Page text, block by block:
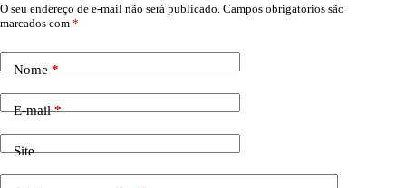
O seu endereço de e-mail não será publicado. Campos obrigatórios são
marcados com *
Nome*
E-mail*
Site